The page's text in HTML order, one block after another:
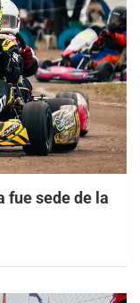
fue sede de la